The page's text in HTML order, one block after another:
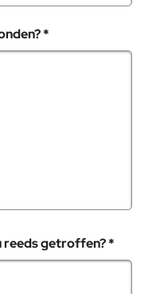
*
reeds getroffen?*